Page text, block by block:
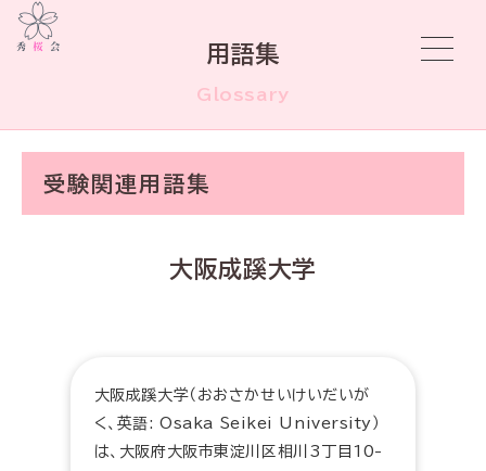
用語集
Glossary
受験関連用語集
大阪成蹊大学
大阪成蹊大学（おおさかせいけいだいが
く、英語: Osaka Seikei University）
は、大阪府大阪市東淀川区相川3丁目10-